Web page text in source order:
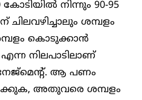
നിന്നും 90-95
ശമ്പളം
കൊടുക്കാൻ
നിലപാടിലാണ്
ആ പണം
അതുവരെ ശമ്പളം